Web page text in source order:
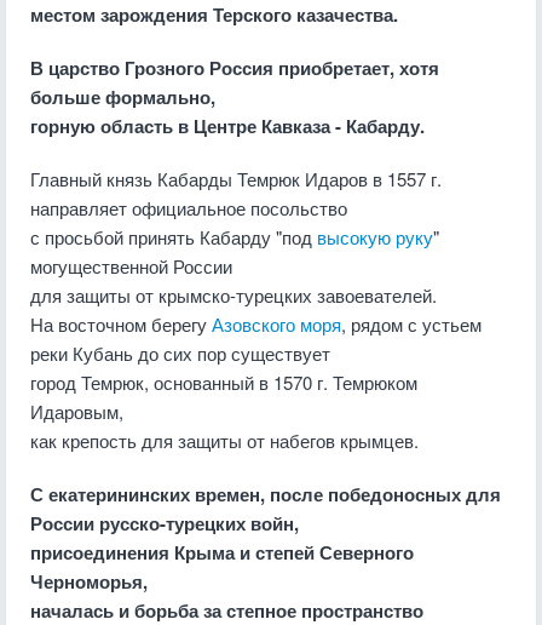
местом зарождения Терского казачества.
В царство Грозного Россия приобретает, хотя
больше формально,
горную область в Центре Кавказа - Кабарду.
Главный князь Кабарды Темрюк Идаров в 1557 г.
направляет официальное посольство
с просьбой принять Кабарду "под высокую руку"
могущественной России
для защиты от крымско-турецких завоевателей.
На восточном берегуАзовского моря, рядом с устьем
реки Кубань до сих пор существует
город Темрюк, основанный в 1570 г. Темрюком
Идаровым,
как крепость для защиты от набегов крымцев.
С екатерининских времен, после победоносных для
России русско-турецких войн,
присоединения Крыма и степей Северного
Черноморья,
началась и борьба за степное пространство